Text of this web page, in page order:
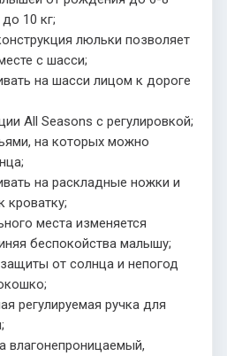
10 кг;
люльки позволяет
с шасси;
на шасси лицом к дороге
All Seasons с регулировкой;
на которых можно
на раскладные ножки и
кроватку;
места изменяется
беспокойства малышу;
от солнца и непогод
регулируемая ручка для
влагонепроницаемый,